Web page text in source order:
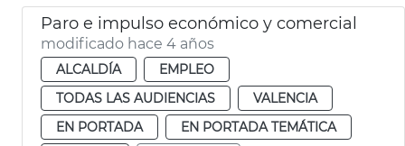
Paro e impulso económico y comercial
modificado hace 4 años
ALCALDÍA
EMPLEO
TODAS LAS AUDIENCIAS
VALENCIA
EN PORTADA
EN PORTADA TEMÁTICA